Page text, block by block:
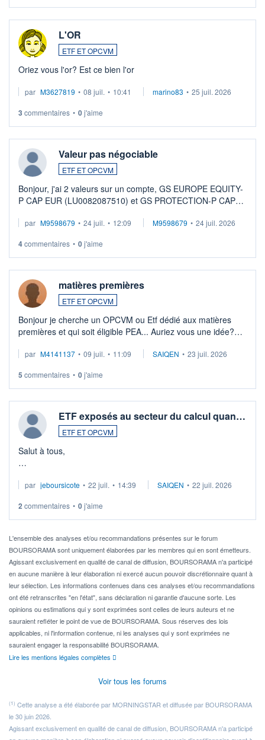
L'OR
ETF ET OPCVM
Oriez vous l'or? Est ce bien l'or
par M3627819 • 08 juil. • 10:41 marino83 • 25 juil. 2026
3 commentaires • 0j'aime
Valeur pas négociable
ETF ET OPCVM
Bonjour, j'ai 2 valeurs sur un compte, GS EUROPE EQUITY-
P CAP EUR (LU0082087510) et GS PROTECTION-P CAP
veux procéder à la vente, on me signale ...
par M9598679 • 24 juil. • 12:09 M9598679 • 24 juil. 2026
4commentaires • 0j'aime
matières premières
ETF ET OPCVM
Bonjour je cherche un OPCVM ou Etf dédié aux matières
premières et qui soit éligible PEA... Auriez vous une idée?
par M4141137 • 09 juil. • 11:09 SAIQEN • 23 juil. 2026
5 commentaires • 0j'aime
ETF exposés au secteur du calcul quan…
ETF ET OPCVM
Salut à tous,
via un ETF plutôt que des actions individuelles.
Idéalement, je voudrais qu'il soit éligible au PEA.
Pour l' ...
par jeboursicote • 22 juil. • 14:39 SAIQEN • 22 juil. 2026
2 commentaires • 0j'aime
L'ensemble des analyses et/ou recommandations présentes sur le forum
BOURSORAMA sont uniquement élaborées par les membres qui en sont émetteurs.
Agissant exclusivement en qualité de canal de diffusion, BOURSORAMA n'a participé
en aucune manière à leur élaboration ni exercé aucun pouvoir discrétionnaire quant à
leur sélection. Les informations contenues dans ces analyses et/ou recommandations
ont été retranscrites "en l'état", sans déclaration ni garantie d'aucune sorte. Les
opinions ou estimations qui y sont exprimées sont celles de leurs auteurs et ne
sauraient refléter le point de vue de BOURSORAMA. Sous réserves des lois
applicables, ni l'information contenue, ni les analyses qui y sont exprimées ne
sauraient engager la responsabilité BOURSORAMA.
Lire les mentions légales complètes
Voir tous les forums
(1) Cette analyse a été élaborée par MORNINGSTAR et diffusée par BOURSORAMA
le 30 juin 2026.
Agissant exclusivement en qualité de canal de diffusion, BOURSORAMA n'a participé